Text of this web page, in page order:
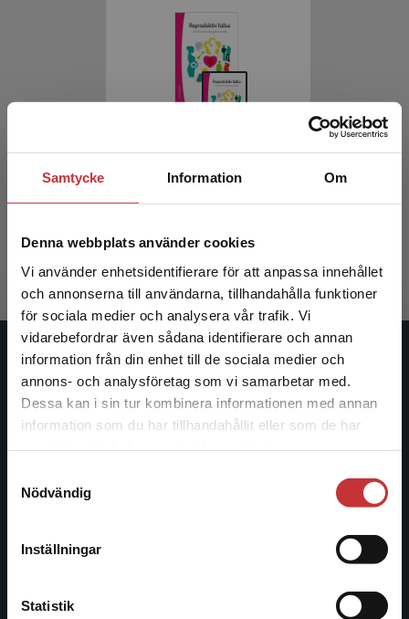
Samtycke Information Om
Denna webbplats använder cookies
Vi använder enhetsidentifierare för att anpassa innehållet
och annonserna till användarna, tillhandahålla funktioner
för sociala medier och analysera vår trafik. Vi
vidarebefordrar även sådana identifierare och annan
information från din enhet till de sociala medier och
annons- och analysföretag som vi samarbetar med.
Dessa kan i sin tur kombinera informationen med annan
information som du har tillhandahållit eller som de har
Nödvändig
Inställningar
Statistik
Begränsad fraktregion
Det verkar som att du besöker
studentlitteratur.se via en enhet utanför Sverige.
Vi erbjuder inte leveranser utanför Sverige. För
att kunna slutföra ett köp måste
917 krinkl. moms
Studentlitteratur
Studentlitteratur grundades 1963 och är idag Sveriges
ledande utbildningsförlag. Med läromedel, kurslitteratur,
facklitteratur, utbildningar och digitala
informationstjänster i utbudet, finns Studentlitteratur med
längs hela kunskapsresan.
Kontakta oss